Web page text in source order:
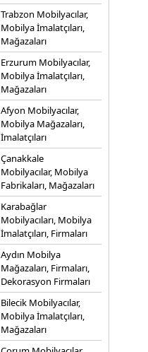
Trabzon Mobilyacılar,
Mobilya İmalatçıları,
Mağazaları
Erzurum Mobilyacılar,
Mobilya İmalatçıları,
Mağazaları
Afyon Mobilyacılar,
Mobilya Mağazaları,
İmalatçıları
Çanakkale
Mobilyacılar, Mobilya
Fabrikaları, Mağazaları
Karabağlar
Mobilyacıları, Mobilya
İmalatçıları, Firmaları
Aydın Mobilya
Mağazaları, Firmaları,
Dekorasyon Firmaları
Bilecik Mobilyacılar,
Mobilya İmalatçıları,
Mağazaları